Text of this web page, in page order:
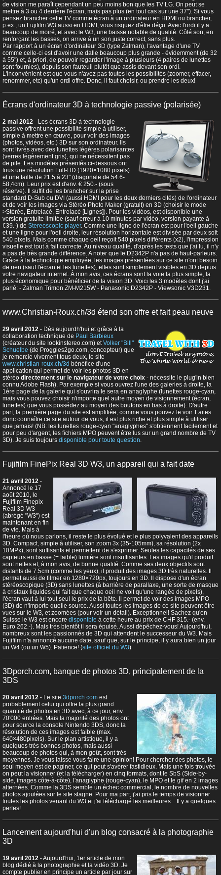
de vision me paraît cependant un peu moins bon que les TV LG. On peut se
mettre à 3 ou 4 derrière l'écran, mais pas plus (en tout cas sur une 37"). Si vous
pensez brancher cette TV comme écran à un ordinateur en HDMI ou brancher,
p.ex., un Fujifilm W3 aussi en HDMI, vous risquez d'être déçu. Avec l'ordi il y a
beaucoup de moiré, et avec le W3, une baisse notable de qualité. Côté son, en
renforçant les basses, on arrive à un son juste correct, sans plus.
Par rapport à un écran d'ordinateur 3D (type Zalman), l'avantage d'une TV
comme celle-ci est d'avoir une dalle beaucoup plus grande - évidemment (de 32
à 55") et, à priori, de pouvoir regarder l'image à plusieurs (4 paires de lunettes
sont fournies), depuis son fauteuil plutôt que assis devant son ordi.
L'inconvénient est que vous n'avez pas toutes les possibilités (zoomer, effacer,
renommer, etc) qu'un ordi offre. Donc, il faut choisir, ou prendre les deux!
Écrans d'ordinateur 3D à technologie passive (polarisée)
2 mai 2012 - Les écrans 3D à technologie
passive offrent une possibilité simple à utiliser,
simple à mettre en œuvre, pour voir des images
(photos, vidéos, etc.) 3D sur son ordinateur. Ils
sont livrés avec des lunettes légères polarisantes
(verres légèrement gris), qui ne nécessitent pas
de pile. Les modèles présentés ci-dessous ont
tous une résolution Full-HD (1920×1080 pixels)
et une taille de 21.5 à 23" (diagonale de 54.6-
58,4cm). Leur prix est d'env. € 250.- (sous
réserve). Il suffit de les brancher sur la prise
standard D-Sub ou DVI (aussi HDMI pour les deux derniers cités) de l'ordinateur
et de voir les images via Stéréo Photo Maker (gratuit) en 3D (choisir le mode
>Stéréo, Entrelacé, Entrelacé [Lignes]). Pour les vidéos, est disponible une
version gratuite limitée (sauf erreur à 10 minutes par vidéo, version payante à
€39.-) de Stereoscopic player. Comme une ligne de l'écran est pour l'oeil gauche
et une ligne pour l'oeil droite, leur résolution horizontale est divisée par deux soit
540 pixels. Mais comme chaque oeil reçoit 540 pixels différents (x2), l'impression
visuelle est tout à fait correcte. Au niveau qualité, d'après les tests que j'ai lu, il n'y
a pas de très grande différence. A noter que le D2342P n'a pas de haut-parleurs.
Grâce à la technologie employée, les images présentées sur ce site n'ont besoin
de rien (sauf l'écran et les lunettes), elles sont simplement visibles en 3D depuis
votre navigateur internet. À mon avis, ces écrans sont la voie la plus simple, la
plus économique pour bénéficier de la vision 3D. Voici les 3 modèles dont j'ai
parlé: - Zalman Trimon ZM-M215W - Panasonic D2342P - Viewsonic V3D231.
www.Christian-Roux.ch/3d étend son offre et fait peau neuve
29 avril 2012 - Dès aujourdh'hui et grâce à la
collaboration technique de Paul Barbieux
(créateur du site lookinstereo.com) etVolker "Bill"
Schuelbe (de Proggies2go.com, concepteur) que
je remercie vivement tous deux, le site
www.christian-roux.ch/3d bénéfice d'une
application qui permet de voir les photos 3D en
stéréo directement sur le navigateur de votre choix - nécessite le plug'in bien
connu Adobe Flash). Par exemple si vous ouvrez l'une des galeries à droite, la
1ère page de la galerie qui s'ouvrira le sera en anaglyphe (lunettes rouge-cyan,
mais vous pouvez choisir n'importe quel autre moyen de visionnement (écran,
lunettes) que vous possédez au moyen des boutons en bas à droite). D'autre
part, la première page du site est amplifiée, comme vous pouvez le voir. Faites
donc connaître ce site autour de vous, il est plus riche et plus simple à utiliser
que jamais! (NB: les lunettes rouge-cyan "anaglyphes" s'obtiennent facilement et
pour peu d'argent, les fichiers MPO peuvent être lus sur un grand nombre de TV
3D). Je suis toujours disponible pour toute question.
Fujifilm FinePix Real 3D W3, un appareil qui a fait date
21 avril 2012 -
Annoncé le 17
août 2010, le
Fujifilm Finepix
Real 3D W3
(abrégé "W3") est
maintenant en fin
de vie. Mais à
l'heure où nous parlons, il reste le plus évolué et le plus polyvalent des appareils
3D. Compact, simple à utiliser, son zoom 3x (35-105mm), sa résolution (2x
10MPx), sont suffisants et permettent de s'exprimer. Seules les capacités de ses
capteurs en basse (= faible) lumière sont insuffisantes. Les images qu'il produit
sont nettes et, à mon avis, de bonne qualité. Comme ses deux objectifs sont
distants de 7.5cm (comme les yeux), il produit des images 3D très naturelles. Il
permet aussi de filmer en 1280×720px, toujours en 3D. Il dispose d'un écran
stéréoscopique (3D) sans lunettes (à barrière de parallaxe, une sorte de masque
à cristaux liquides qui fait que chaque oeil ne voit qu'une rangée de pixels),
l'écran vaut à lui tout seul le prix de la bête. Il permet de voir des images MPO
(3D) de n'importe quelle source. Aussi toutes les images de ce site peuvent être
vues sur le W3, et zoomées (pour voir un détail). Exceptionnel! Sachez qu'en
Suisse le W3 est encore disponible à cette heure au prix de CHF 315.- (env.
Euro 262.-). Mais très bientôt il sera épuisé. Aussi dépêchez-vous! Aujourd'hui,
nombreux sont les passionnés de 3D qui attendent le successeur du W3. Mais
Fujifilm n'a annoncé aucune date, sauf que, sur le principe, il y aura bien un jour
un W4 (ou un W5). Patience! (site officiel du W3)
3Dporch.com, banque de photos 3D, principalement de la
3DS
20 avril 2012 - Le site 3dporch.com est
probablement celui qui offre la plus grand
quantité de photos en 3D avec, à ce jour, env.
70'000 entrées. Mais la majorité des photos ont
pour source la console Nintendo 3DS, donc la
résolution de ces images est faible (max.
640×480pixels). Sur le plan artistique, il y a
quelques très bonnes photos, mais aussi
beaucoup de photos qui, à mon goût, sont très
moyennes. Je vous laisse vous faire une opinion! Pour chercher des photos, le
seul moyen est de paginer, ce qui peut s'avérer fastidieux. Mais une fois trouvée
on peut la visionner (et la télécharger) en cinq formats, dont le SbS (Side-by-
side, images côte-à-côte), l'anaglyphe (rouge-cyan), le MPO et le gif en 2 images
alternées. Comme la 3DS semble un échec commercial, le nombre de nouvelles
photos ajoutées sur le site stagne. Pour ma part, j'ai pris le temps de visionner
toutes les photos venant du W3 et j'ai téléchargé les meilleures... Il y a quelques
perles!
Lancement aujourd'hui d'un blog consacré à la photographie
3D
19 avril 2012 - Aujourd'hui, 1er article de mon
blog dédié à la photographie et la vidéo 3D. Je
compte publier en principe un article par jour sur